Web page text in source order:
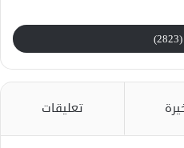
تعليقات